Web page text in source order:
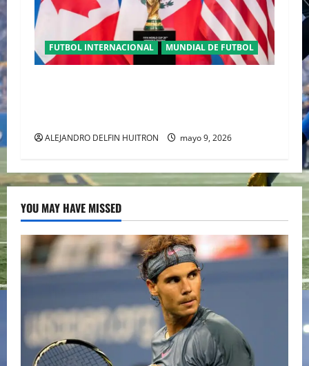
FUTBOL INTERNACIONAL MUNDIAL DE FUTBOL
ALEJANDRO DELFIN HUITRON mayo 9, 2026
YOU MAY HAVE MISSED